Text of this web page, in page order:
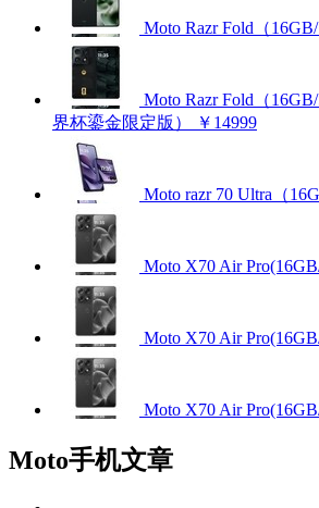
Moto Razr Fold（16GB/
Moto Razr Fold（
界杯鎏金限定版）
￥14999
Moto razr 70 Ultra（
Moto X70 Air
Moto X70 Air
Moto X70 Air
Moto手机文章